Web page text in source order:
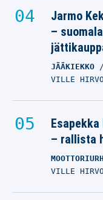
Jarmo
–
JÄÄKIEKKO
VILLE
– rallista
VILLE